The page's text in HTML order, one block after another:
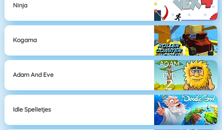
Ninja
Kogama
Adam And Eve
Idle Spelletjes